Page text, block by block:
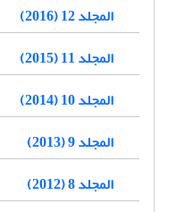
المجلد 12 (2016)
المجلد 11 (2015)
المجلد 10 (2014)
المجلد 9 (2013)
المجلد 8 (2012)